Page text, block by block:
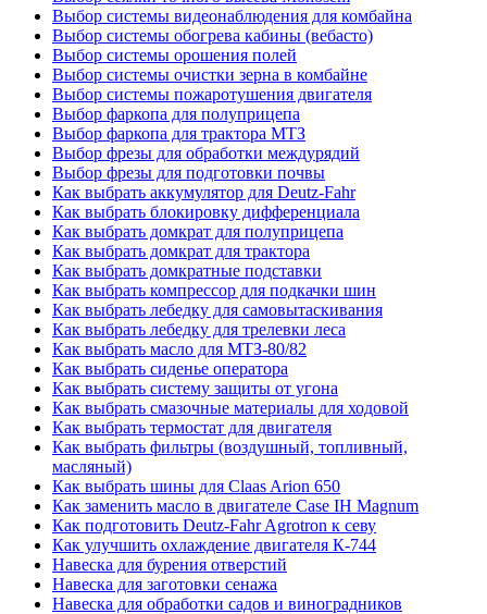
Выбор системы видеонаблюдения для комбайна
Выбор системы обогрева кабины (вебасто)
Выбор системы орошения полей
Выбор системы очистки зерна в комбайне
Выбор системы пожаротушения двигателя
Выбор фаркопа для полуприцепа
Выбор фаркопа для трактора МТЗ
Выбор фрезы для обработки междурядий
Выбор фрезы для подготовки почвы
Как выбрать аккумулятор для Deutz-Fahr
Как выбрать блокировку дифференциала
Как выбрать домкрат для полуприцепа
Как выбрать домкрат для трактора
Как выбрать домкратные подставки
Как выбрать компрессор для подкачки шин
Как выбрать лебедку для самовытаскивания
Как выбрать лебедку для трелевки леса
Как выбрать масло для МТЗ-80/82
Как выбрать сиденье оператора
Как выбрать систему защиты от угона
Как выбрать смазочные материалы для ходовой
Как выбрать термостат для двигателя
Как выбрать фильтры (воздушный, топливный,
масляный)
Как выбрать шины для Claas Arion 650
Как заменить масло в двигателе Case IH Magnum
Как подготовить Deutz-Fahr Agrotron к севу
Как улучшить охлаждение двигателя К-744
Навеска для бурения отверстий
Навеска для заготовки сенажа
Навеска для обработки садов и виноградников